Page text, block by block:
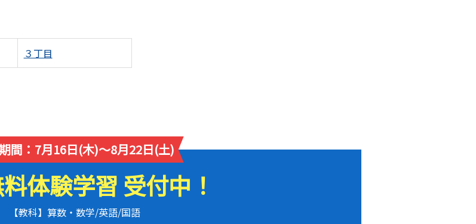
３丁目
間：7月16日(木)～8月22日(土)
体験学習 受付中！
【教科】算数・数学/英語/国語